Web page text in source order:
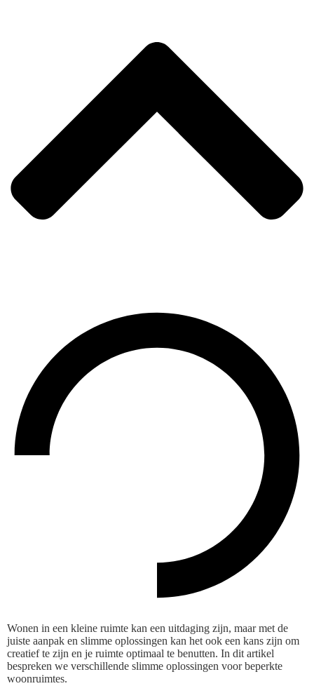
Wonen in een kleine ruimte kan een uitdaging zijn, maar met de
juiste aanpak en slimme oplossingen kan het ook een kans zijn om
creatief te zijn en je ruimte optimaal te benutten. In dit artikel
bespreken we verschillende slimme oplossingen voor beperkte
woonruimtes.